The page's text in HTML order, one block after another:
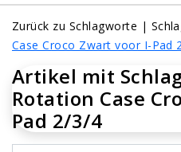
Zurück zu Schlagworte |
Case Croco Zwart voor I-Pad
Artikel mit
Rotation Case
Pad 2/3/4